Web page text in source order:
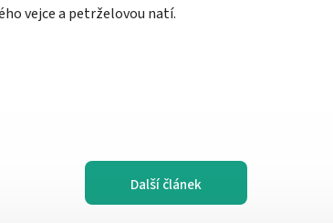
vejce a petrželovou natí.
Další článek